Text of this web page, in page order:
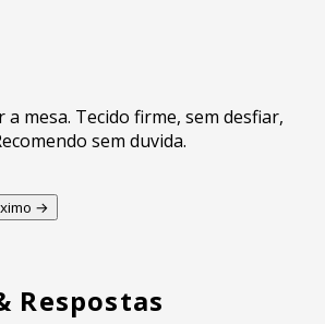
mesa. Tecido firme, sem desfiar,
sem duvida.
→
Respostas